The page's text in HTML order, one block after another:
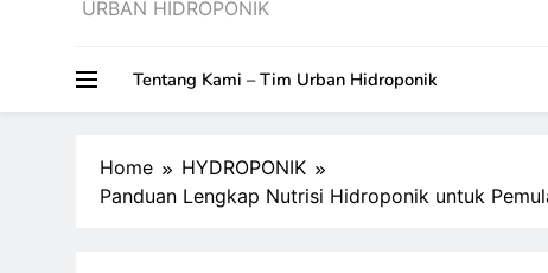
URBAN HIDROPONIK
Tentang Kami – Tim Urban Hidroponik
Home
HYDROPONIK
Panduan Lengkap Nutrisi Hidroponik untuk